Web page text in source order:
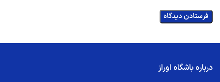
درباره باشگاه اوراز